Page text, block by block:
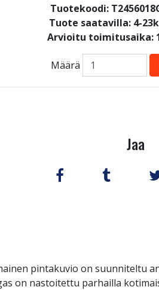
Tuotekoodi:
Tuote saatavilla: 4-
Arvioitu toimitusaika:
Määrä
Jaa
pintakuvio on suunniteltu
on nastoitettu parhailla